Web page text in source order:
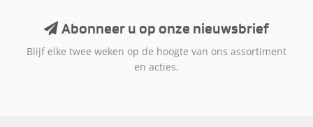
Abonneer u op onze nieuwsbrief
Blijf elke twee weken op de hoogte van ons assortiment
en acties.